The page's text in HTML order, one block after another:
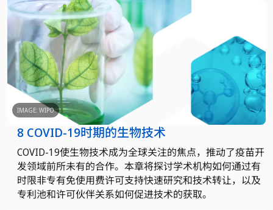
IMAGE: WIPO
8 COVID-19时期的生物技术
COVID-19使生物技术成为全球关注的焦点，推动了疫苗开
发领域前所未有的合作。本章将探讨学术机构如何通过有
时限非专有免使用费许可支持快速研究和技术转让，以及
专利池和许可伙伴关系如何促进技术的获取。